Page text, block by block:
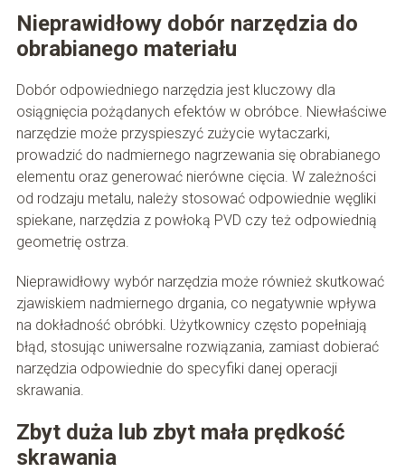
Nieprawidłowy dobór narzędzia do
obrabianego materiału
Dobór odpowiedniego narzędzia jest kluczowy dla
osiągnięcia pożądanych efektów w obróbce. Niewłaściwe
narzędzie może przyspieszyć zużycie wytaczarki,
prowadzić do nadmiernego nagrzewania się obrabianego
elementu oraz generować nierówne cięcia. W zależności
od rodzaju metalu, należy stosować odpowiednie węgliki
spiekane, narzędzia z powłoką PVD czy też odpowiednią
geometrię ostrza.
Nieprawidłowy wybór narzędzia może również skutkować
zjawiskiem nadmiernego drgania, co negatywnie wpływa
na dokładność obróbki. Użytkownicy często popełniają
błąd, stosując uniwersalne rozwiązania, zamiast dobierać
narzędzia odpowiednie do specyfiki danej operacji
skrawania.
Zbyt duża lub zbyt mała prędkość
skrawania